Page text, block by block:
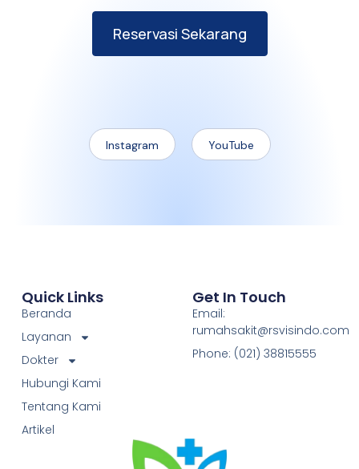
Reservasi Sekarang
Instagram YouTube
Quick Links
Beranda
Layanan
Dokter
Hubungi Kami
Tentang Kami
Artikel
Get In Touch
Email:
rumahsakit@rsvisindo.com
Phone: (021) 38815555